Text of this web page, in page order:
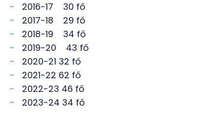
2016-17 30 fő
2017-18 29 fő
2018-19 34 fő
2019-20 43 fő
2020-21 32 fő
2021-22 62 fő
2022-23 46 fő
2023-24 34 fő